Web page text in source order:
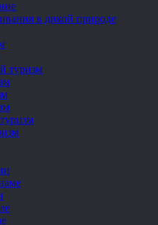
в дикой природе
туризм